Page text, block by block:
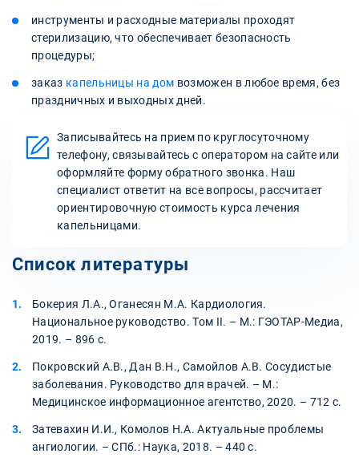
инструменты и расходные материалы проходят
стерилизацию, что обеспечивает безопасность
процедуры;
заказ капельницы на дом возможен в любое время, без
праздничных и выходных дней.
Записывайтесь на прием по круглосуточному
телефону, связывайтесь с оператором на сайте или
оформляйте форму обратного звонка. Наш
специалист ответит на все вопросы, рассчитает
ориентировочную стоимость курса лечения
капельницами.
Список литературы
Бокерия Л.А., Оганесян М.А. Кардиология.
Национальное руководство. Том II. – М.: ГЭОТАР-Медиа,
2019. – 896 с.
Покровский А.В., Дан В.Н., Самойлов А.В. Сосудистые
заболевания. Руководство для врачей. – М.:
Медицинское информационное агентство, 2020. – 712 с.
Затевахин И.И., Комолов Н.А. Актуальные проблемы
ангиологии. – СПб.: Наука, 2018. – 440 с.